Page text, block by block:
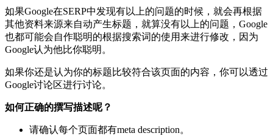
如果Google在SERP中发现有以上的问题的时候，就会再根据
其他资料来源来自动产生标题，就算没有以上的问题，Google
也都可能会自作聪明的根据搜索词的使用来进行修改，因为
Google认为他比你聪明。
如果你还是认为你的标题比较符合该页面的内容，你可以透过
Google讨论区进行讨论。
如何正确的撰写描述呢？
请确认每个页面都有meta description。